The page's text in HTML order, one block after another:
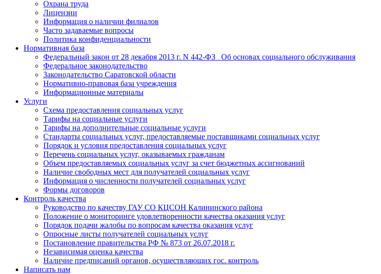
Охрана труда
Лицензии
Информация о наличии филиалов
Часто задаваемые вопросы
Политика конфиденциальности
Нормативная база
Федеральный закон от 28 декабря 2013 г. N 442-ФЗ _Об основах социального обслуживания
Федеральное законодательство
Законодательство Саратовской области
Нормативно-правовая база учреждения
Информационные материалы
Услуги
Схема предоставления социальных услуг
Тарифы на социальные услуги
Тарифы на дополнительные социальные услуги
Стандарты социальных услуг, предоставляемые поставщиками социальных услуг
Порядок и условия предоставления социальных услуг
Перечень социальных услуг, оказываемых гражданам
Объем предоставляемых социальных услуг за счет бюджетных ассигнований
Наличие свободных мест для получателей социальных услуг
Информация о численности получателей социальных услуг
Формы договоров
Контроль качества
Руководство по качеству ГАУ СО КЦСОН Калининского района
Положение о мониторинге удовлетворенности качества оказания услуг
Порядок подачи жалобы по вопросам качества оказания услуг
Опросные листы получателей социальных услуг
Постановление правительства РФ № 873 от 26.07.2018 г.
Независимая оценка качества
Наличие предписаний органов, осуществляющих гос. контроль
Написать нам